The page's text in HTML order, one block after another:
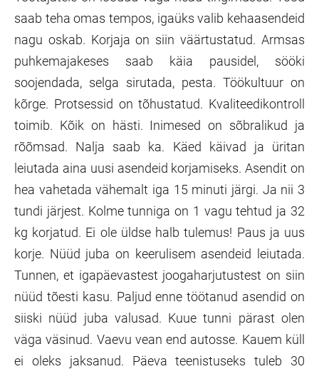
saab teha omas tempos, igaüks valib kehaasendeid
nagu oskab. Korjaja on siin väärtustatud. Armsas
puhkemajakeses saab käia pausidel, sööki
soojendada, selga sirutada, pesta. Töökultuur on
kõrge. Protsessid on tõhustatud. Kvaliteedikontroll
toimib. Kõik on hästi. Inimesed on sõbralikud ja
rõõmsad. Nalja saab ka. Käed käivad ja üritan
leiutada aina uusi asendeid korjamiseks. Asendit on
hea vahetada vähemalt iga 15 minuti järgi. Ja nii 3
tundi järjest. Kolme tunniga on 1 vagu tehtud ja 32
kg korjatud. Ei ole üldse halb tulemus! Paus ja uus
korje. Nüüd juba on keerulisem asendeid leiutada.
Tunnen, et igapäevastest joogaharjutustest on siin
nüüd tõesti kasu. Paljud enne töötanud asendid on
siiski nüüd juba valusad. Kuue tunni pärast olen
väga väsinud. Vaevu vean end autosse. Kauem küll
ei oleks jaksanud. Päeva teenistuseks tuleb 30